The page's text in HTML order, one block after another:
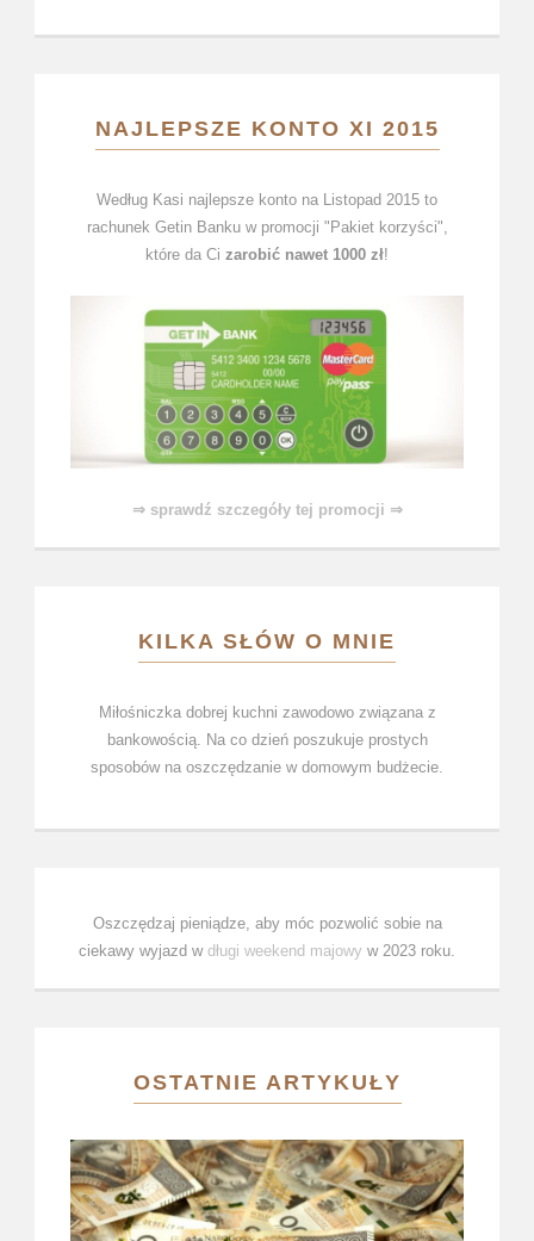
NAJLEPSZE KONTO XI 2015
Według Kasi najlepsze konto na Listopad 2015 to
rachunek Getin Banku w promocji "Pakiet korzyści",
które da Ci zarobić nawet 1000 zł!
⇒ sprawdź szczegóły tej promocji ⇒
KILKA SŁÓW O MNIE
Miłośniczka dobrej kuchni zawodowo związana z
bankowością. Na co dzień poszukuje prostych
sposobów na oszczędzanie w domowym budżecie.
Oszczędzaj pieniądze, aby móc pozwolić sobie na
ciekawy wyjazd w długi weekend majowy w 2023 roku.
OSTATNIE ARTYKUŁY